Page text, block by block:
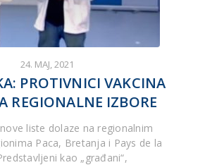
24. MAJ, 2021
PROTIVNICI VAKCINA
REGIONALNE IZBORE
liste dolaze na regionalnim
Paca, Bretanja i Pays de la
kao „građani“,